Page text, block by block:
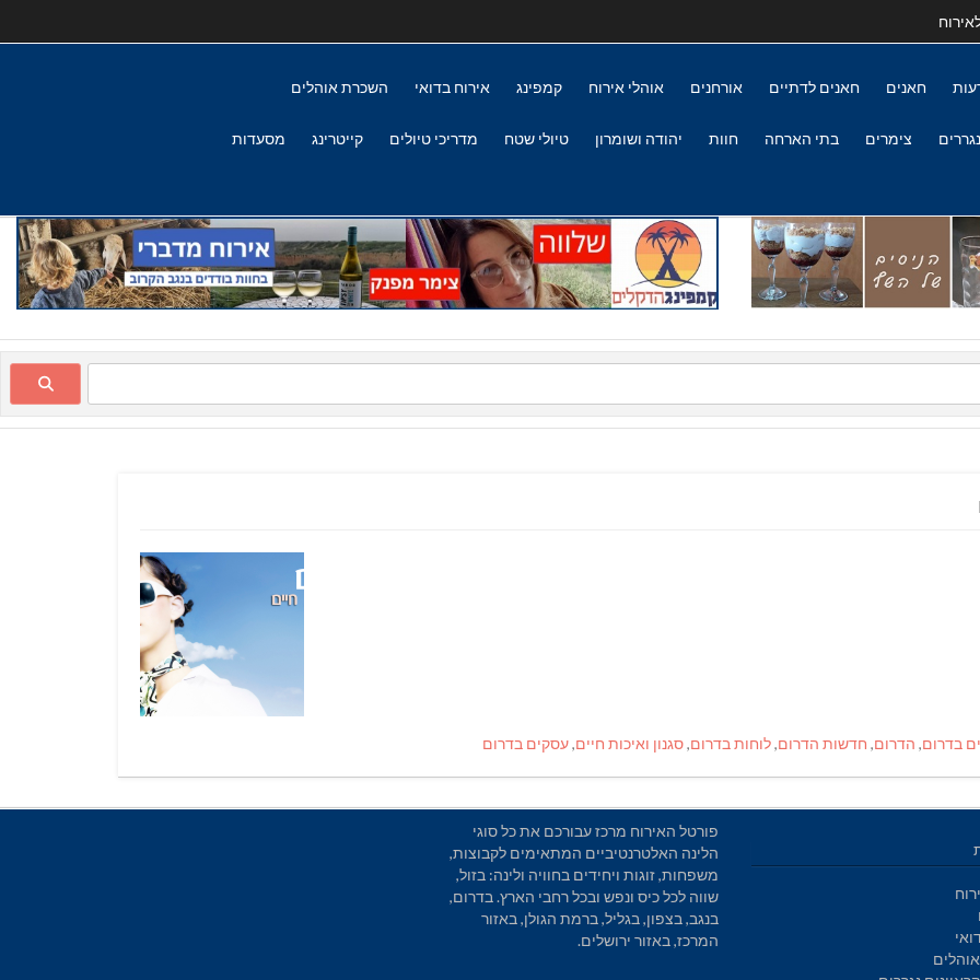
חאנים חאנים לדתיים אורחנים אוהלי אירוח קמפינג אירוח בדואי השכרת אוהלים
צימרים בתי הארחה חוות יהודה ושומרון טיולי שטח מדריכי טיולים קייטרינג מסעדות
בדרום, הדרום, חדשות הדרום,לוחות בדרום,סגנון ואיכות חיים,עסקים בדרום
פורטל האירוח מרכז עבורכם את כל סוגי
הלינה האלטרנטיביים המתאימים לקבוצות,
משפחות, זוגות ויחידים בחוויה ולינה: בזול,
שווה לכל כיס ונפש ובכל רחבי הארץ. בדרום,
בנגב, בצפון, בגליל, ברמת הגולן, באזור
המרכז, באזור ירושלים.